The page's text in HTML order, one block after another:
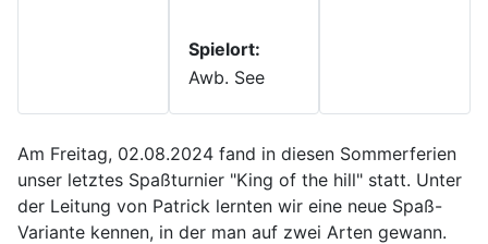
Spielort:
Awb. See
Am Freitag, 02.08.2024 fand in diesen Sommerferien
unser letztes Spaßturnier "King of the hill" statt. Unter
der Leitung von Patrick lernten wir eine neue Spaß-
Variante kennen, in der man auf zwei Arten gewann.